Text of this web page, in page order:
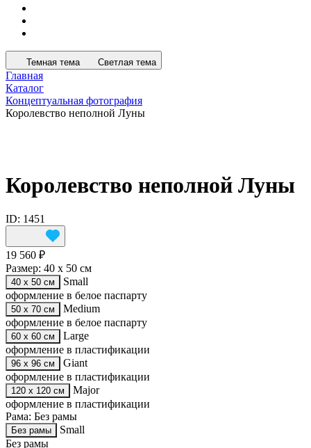
Темная тема Светлая тема
Главная
Каталог
Концептуальная фотография
Королевство неполной Луны
Королевство неполной Луны
ID: 1451
19 560 ₽
Размер: 40 х 50 см
40 х 50 см
Small
оформление в белое паспарту
50 х 70 см
Medium
оформление в белое паспарту
60 х 60 см
Large
оформление в пластификации
96 х 96 см
Giant
оформление в пластификации
120 х 120 см
Major
оформление в пластификации
Рама: Без рамы
Без рамы
Small
Без рамы